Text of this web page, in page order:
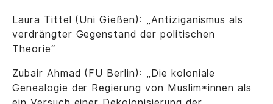
Laura Tittel (Uni Gießen): „Antiziganismus als
verdrängter Gegenstand der politischen
Theorie“
Zubair Ahmad (FU Berlin): „Die koloniale
Genealogie der Regierung von Muslim*innen als